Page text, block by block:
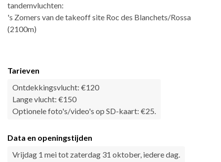
tandemvluchten:
's Zomers van de takeoff site Roc des Blanchets/Rossa
(2100m)
Tarieven
Ontdekkingsvlucht: €120
Lange vlucht: €150
Optionele foto's/video's op SD-kaart: €25.
Data en openingstijden
Vrijdag 1 mei tot zaterdag 31 oktober, iedere dag.